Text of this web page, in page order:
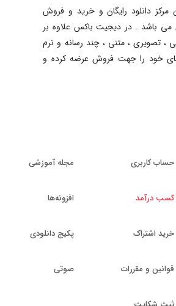
دانلود رایگان و خرید و فروش
می باشد . در دیجیت باکس علاوه بر
، تصویری ، متنی ، چند رسانه و نرم
های خود را جهت فروش عرضه کرده و
حساب کاربری
کسب درآمد
خرید اشتراک
قوانین و مقررات
مجله آموزشی
افزونه‌ها
پکیج دانلودی
صوتی